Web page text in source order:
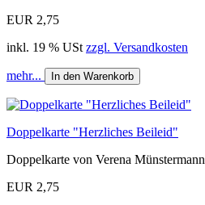
EUR 2,75
inkl. 19 % USt zzgl. Versandkosten
mehr... In den Warenkorb
Doppelkarte "Herzliches Beileid"
Doppelkarte von Verena Münstermann
EUR 2,75